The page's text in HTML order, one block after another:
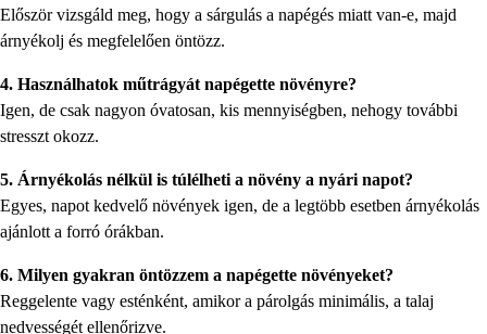
Először vizsgáld meg, hogy a sárgulás a napégés miatt van-e, majd
árnyékolj és megfelelően öntözz.
4. Használhatok műtrágyát napégette növényre?
Igen, de csak nagyon óvatosan, kis mennyiségben, nehogy további
stresszt okozz.
5. Árnyékolás nélkül is túlélheti a növény a nyári napot?
Egyes, napot kedvelő növények igen, de a legtöbb esetben árnyékolás
ajánlott a forró órákban.
6. Milyen gyakran öntözzem a napégette növényeket?
Reggelente vagy esténként, amikor a párolgás minimális, a talaj
nedvességét ellenőrizve.